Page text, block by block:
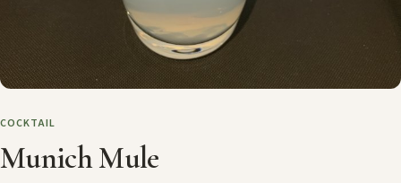
COCKTAIL
Munich Mule